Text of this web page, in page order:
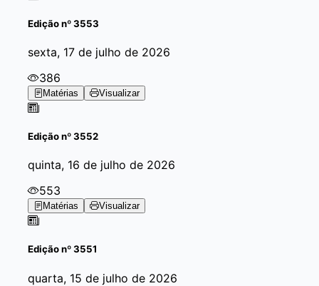
Ediçãonº 3553
sexta, 17 de julho de 2026
386
Matérias Visualizar
Ediçãonº 3552
quinta, 16 de julho de 2026
553
Matérias Visualizar
Ediçãonº 3551
quarta, 15 de julho de 2026